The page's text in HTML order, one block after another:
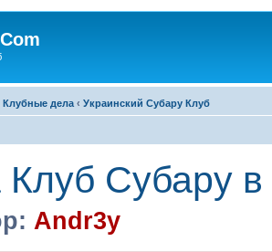
Клубные дела ‹ Украинский Субару Клуб
Клуб Субару
Andr3y